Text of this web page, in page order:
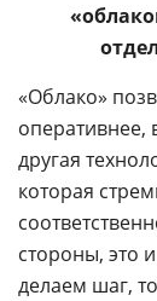
«Облако»
оперативнее,
другая
которая
стороны, это
делаем шаг,